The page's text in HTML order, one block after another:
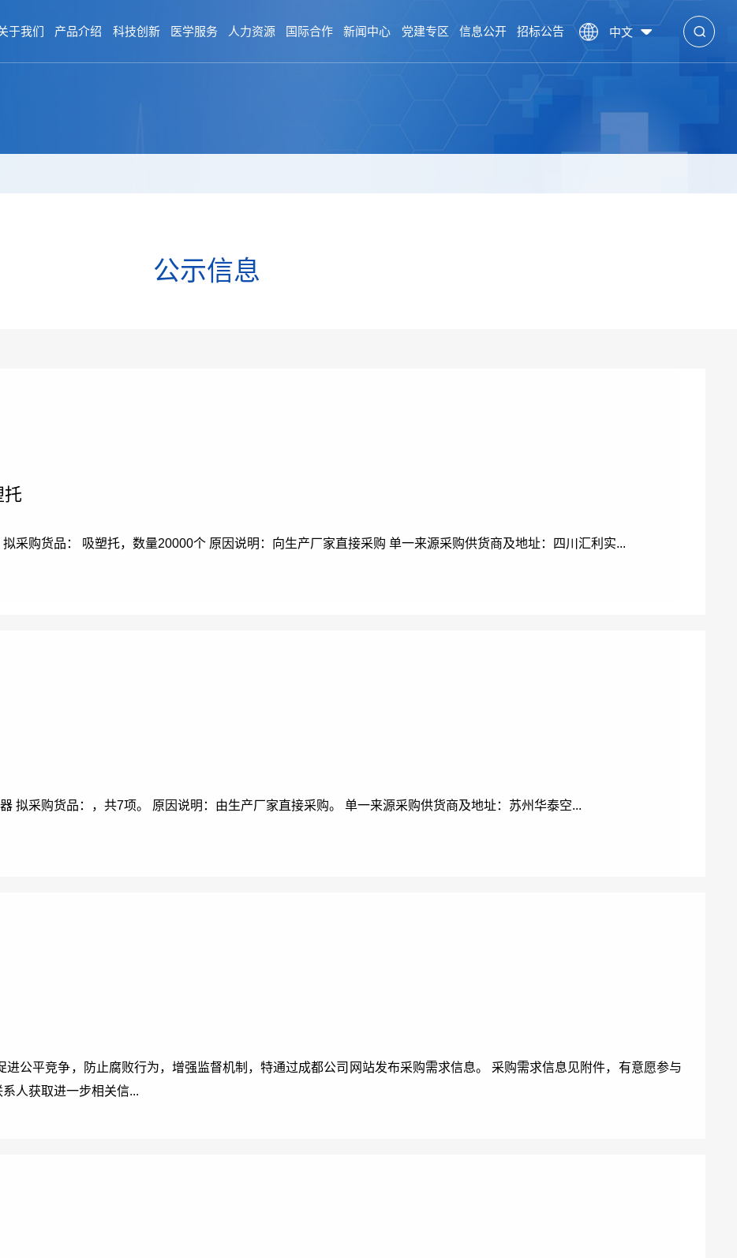
中文
于我们 产品介绍 科技创新 医学服务 人力资源 国际合作 新闻中心 党建专区 信息公开 招标公告
公示信息
托
采购货品： 吸塑托，数量20000个 原因说明：向生产厂家直接采购 单一来源采购供货商及地址：四川汇利实...
拟采购货品：，共7项。 原因说明：由生产厂家直接采购。 单一来源采购供货商及地址：苏州华泰空...
公平竞争，防止腐败行为，增强监督机制，特通过成都公司网站发布采购需求信息。 采购需求信息见附件，有意愿参与
人获取进一步相关信...